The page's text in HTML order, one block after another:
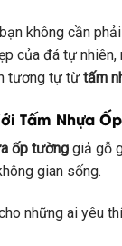
không cần
của đá tự nhiên,
tương tự từ tấm
Tấm Nhựa
ốp tường giả gỗ
gian sống.
những ai yêu